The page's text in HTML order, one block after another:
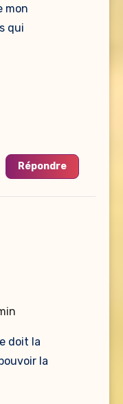
mon
qui
Répondre
doit la
la